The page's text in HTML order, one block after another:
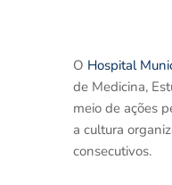
O Hospital
de Medicina,
meio de ações
a cultura
consecutivos.